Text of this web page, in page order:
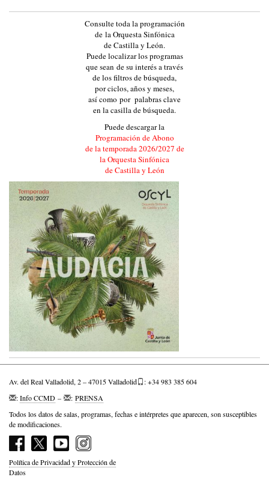
Consulte toda la programación
de la Orquesta Sinfónica
de Castilla y León.
Puede localizar los programas
que sean de su interés a través
de los filtros de búsqueda,
por ciclos, años y meses,
así como por palabras clave
en la casilla de búsqueda.
Puede descargar la
Programación de Abono
de la temporada 2026/2027 de
la Orquesta Sinfónica
de Castilla y León
Av. del Real Valladolid, 2 – 47015 Valladolid
: +34 983 385 604
:Info CCMD – : PRENSA
Todos los datos de salas, programas, fechas e intérpretes que aparecen, son susceptibles
de modificaciones.
Política de Privacidad y Protección de
Datos